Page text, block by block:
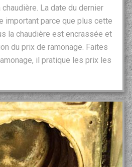
La date du dernier
important parce que plus cette
la chaudière est encrassée et
du prix de ramonage. Faites
il pratique les prix les